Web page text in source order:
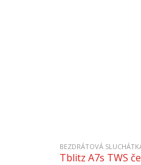
BEZDRÁTOVÁ
Tblitz A7s TWS